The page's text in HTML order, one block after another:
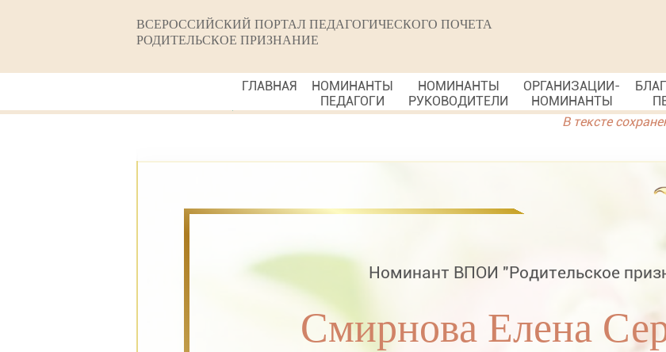
ВСЕРОССИЙСКИЙ ПОРТАЛ ПЕДАГОГИЧЕСКОГО ПОЧЕТА
РОДИТЕЛЬСКОЕ ПРИЗНАНИЕ
ГЛАВНАЯ
НОМИНАНТЫ
ПЕДАГОГИ
НОМИНАНТЫ
РУКОВОДИТЕЛИ
ОРГАНИЗАЦИИ-
НОМИНАНТЫ
В тексте
Номинант ВПОИ "Родительское
Смирнова Елена